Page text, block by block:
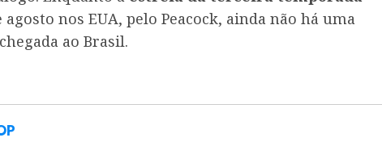
nos EUA, pelo Peacock, ainda não há uma
ao Brasil.